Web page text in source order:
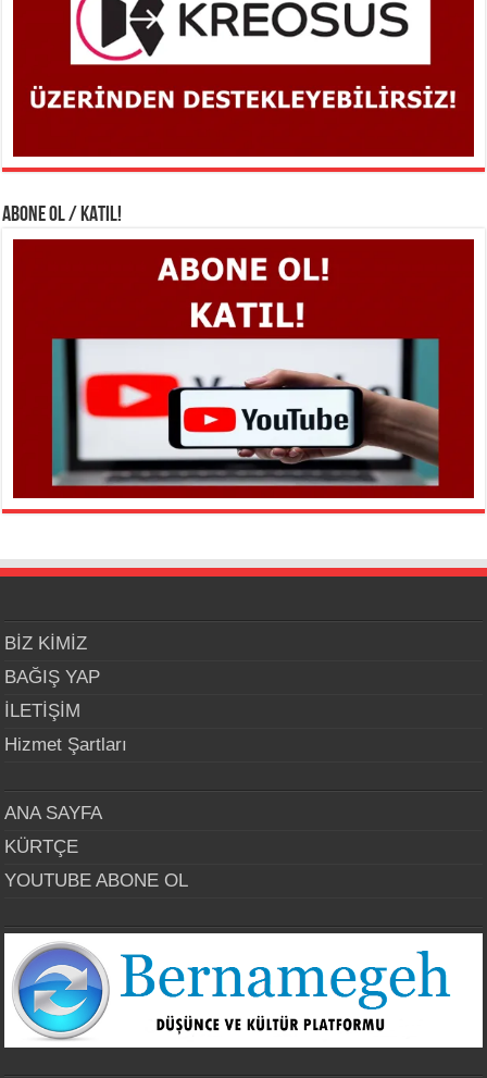
ABONE OL / KATIL!
BİZ KİMİZ
BAĞIŞ YAP
İLETİŞİM
Hizmet Şartları
ANA SAYFA
KÜRTÇE
YOUTUBE ABONE OL